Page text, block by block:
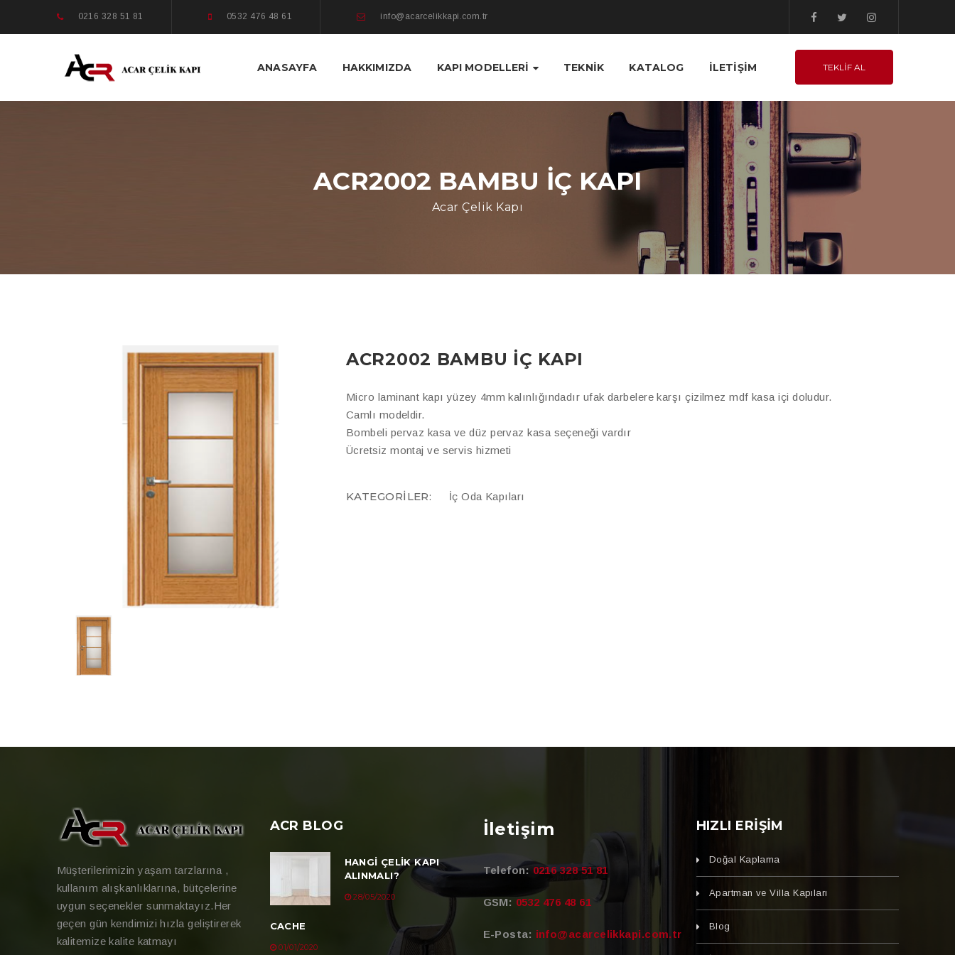
0216 328 51 81 0532 476 48 61 info@acarcelikkapi.com.tr
ANASAYFA HAKKIMIZDA KAPI MODELLERI TEKNIK KATALOG İLETIŞIM TEKLIF AL
ACR2002 BAMBU İÇ KAPI
Acar Çelik Kapı
ACR2002 BAMBU İÇ KAPI
Micro laminant kapı yüzey 4mm kalınlığındadır ufak darbelere karşı çizilmez mdf kasa içi doludur.
Camlı modeldir.
Bombeli pervaz kasa ve düz pervaz kasa seçeneği vardır
Ücretsiz montaj ve servis hizmeti
KATEGORILER: İç Oda Kapıları
Müşterilerimizin yaşam tarzlarına ,
kullanım alışkanlıklarına, bütçelerine
uygun seçenekler sunmaktayız.Her
geçen gün kendimizi hızla geliştirerek
kalitemize kalite katmayı
ACR BLOG
HANGI ÇELIK KAPI
ALINMALI?
28/05/2020
CACHE
01/01/2020
İletişim
Telefon: 0216 328 51 81
GSM: 0532 476 48 61
E-Posta: info@acarcelikkapi.com.tr
HIZLI ERIŞIM
Doğal Kaplama
Apartman ve Villa Kapıları
Blog